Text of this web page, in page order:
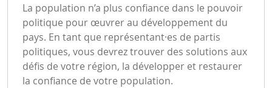
La population n’a plus confiance dans le pouvoir
politique pour œuvrer au développement du
pays. En tant que représentant·es de partis
politiques, vous devrez trouver des solutions aux
défis de votre région, la développer et restaurer
la confiance de votre population.